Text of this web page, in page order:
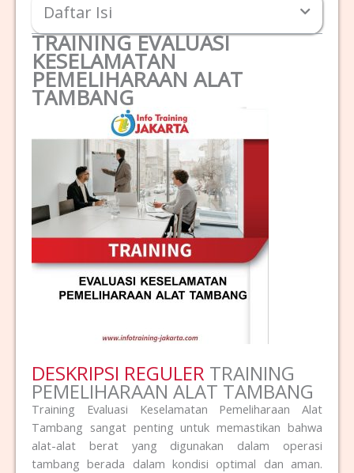
Daftar Isi
TRAINING EVALUASI
KESELAMATAN
PEMELIHARAAN ALAT
TAMBANG
DESKRIPSI REGULER TRAINING
PEMELIHARAAN ALAT TAMBANG
Training Evaluasi Keselamatan Pemeliharaan Alat
Tambang sangat penting untuk memastikan bahwa
alat-alat berat yang digunakan dalam operasi
tambang berada dalam kondisi optimal dan aman.